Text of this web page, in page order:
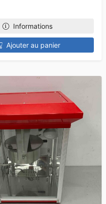
Informations
Ajouter au panier